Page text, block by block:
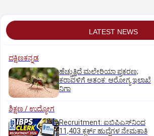
LATEST NEWS
ದಕ್ಷಿಣಕನ್ನಡ
ಹೆಚ್ಚುತ್ತಿದೆ ಮಲೇರಿಯಾ ಪ್ರಕರಣ;
ಕರಾವಳಿಗೆ ಆತಂಕ: ಆರೋಗ್ಯ ಇಲಾಖೆ
ನಿಗಾ
ಶಿಕ್ಷಣ / ಉದ್ಯೋಗ
Recruitment: ಐಬಿಪಿಎಸ್‌ನಿಂದ
11,403 ಕ್ಲರ್ಕ್‌ ಹುದ್ದೆಗಳ ನೇಮಕಾತಿ